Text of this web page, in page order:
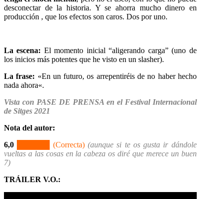
desconectar de la historia. Y se ahorra mucho dinero en
producción , que los efectos son caros. Dos por uno.
La escena: El momento inicial “aligerando carga” (uno de
los inicios más potentes que he visto en un slasher).
La frase: «En un futuro, os arrepentiréis de no haber hecho
nada ahora«.
Vista con PASE DE PRENSA en el Festival Internacional
de Sitges 2021
Nota del autor:
6,0
██████ (Correcta) (aunque si te os gusta ir dándole
vueltas a las cosas en la cabeza os diré que merece un buen
7)
TRÁILER V.O.: